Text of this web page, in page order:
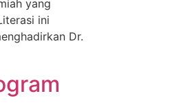
yang
ini
Dr.